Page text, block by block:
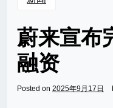
蔚来宣布
融资
Posted on 2025年9月17日